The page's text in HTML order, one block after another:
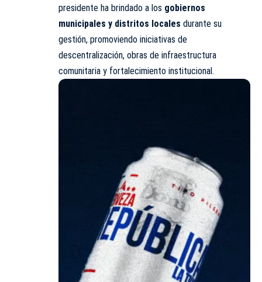
presidente ha brindado a los gobiernos
municipales y distritos locales durante su
gestión, promoviendo iniciativas de
descentralización, obras de infraestructura
comunitaria y fortalecimiento institucional.